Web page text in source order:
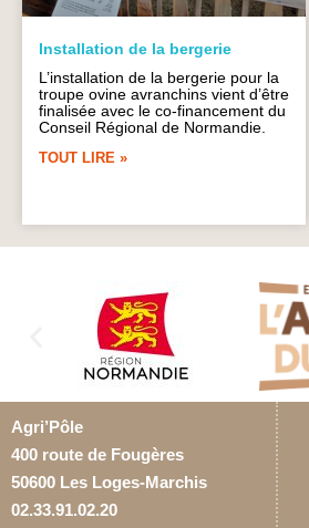
Installation de la bergerie
L’installation de la bergerie pour la
troupe ovine avranchins vient d’être
finalisée avec le co-financement du
Conseil Régional de Normandie.
TOUT LIRE »
Agri’Pôle
400 route de Fougères
50600 Les Loges-Marchis
02.33.91.02.20